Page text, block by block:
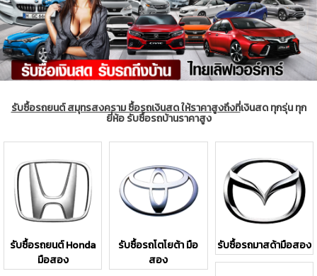
รับซื้อรถยนต์ สมุทรสงคราม ซื้อรถเงินสด ให้ราคาสูงถึงที่เงินสด ทุกรุ่น ทุก
ยี่ห้อ รับซื้อรถบ้านราคาสูง
รับซื้อรถยนต์ Honda
มือสอง
รับซื้อรถโตโยต้า มือ
สอง
รับซื้อรถมาสด้ามือสอง